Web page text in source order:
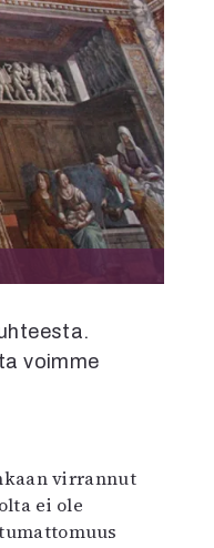
voimme
ei ole